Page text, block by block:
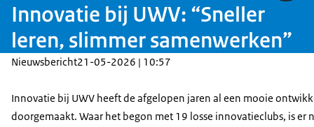
Innovatie bij UWV: “Sneller
leren, slimmer samenwerken”
Nieuwsbericht21-05-2026 | 10:57
Innovatie bij UWV heeft de afgelopen jaren al een mooie
doorgemaakt. Waar het begon met 19 losse innovatieclubs, is er